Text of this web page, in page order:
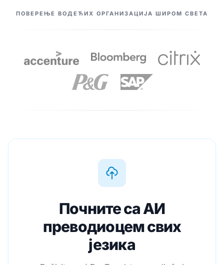
NAŠI PARTNERI
ПОВЕРЕЊЕ ВОДЕЋИХ ОРГАНИЗАЦИЈА ШИРОМ СВЕТА
Почните са АИ
преводиоцем свих
језика